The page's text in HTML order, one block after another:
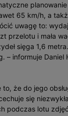
65 km/h, a
uwagę to:
przelotu i mała
sięga 1,6
– informuje
że do jego
się
podczas lotu